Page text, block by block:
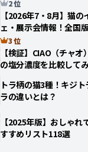
2 位
【2026年7・8月】猫
ェ・展示会情報！全国版
3 位
【検証】CIAO（チャ
の塩分濃度を比較して
トラ柄の猫3種！キジ
ラの違いとは？
【2025年版】おしゃ
すすめリスト118選